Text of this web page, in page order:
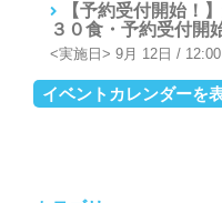
【予約受付開始！
３０食・予約受付開
9月 12日 / 12:00
イベントカレンダーを